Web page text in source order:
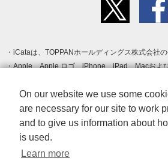
iCataは、TOPPANホールディングス株式会社の
Apple、Apple ロゴ、iPhone、iPad、Macおよ
登録された Apple Inc. の商標です。App Store
クです。
Android、Google Play および Google Play ロ
す。
Windows は Microsoft Inc.の米国およびその他
標です。
Adobe、Adobe Reader、Adobe PDF は、
On our website we use some
are necessary for our site to work
and to give us information about
is used.
Learn more